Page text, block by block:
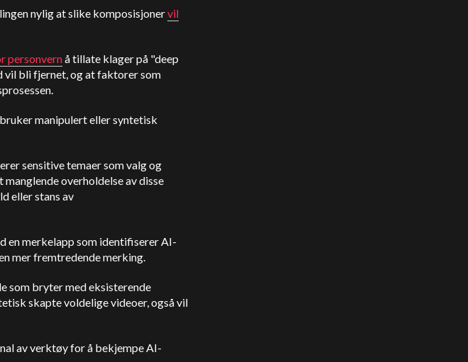
nylig at slike komposisjonervil
personvernå tillate klager på "deep
vil bli fjernet, og at faktorer som
manipulert eller syntetisk
sensitive temaer som valg og
overholdelse av disse
eller stans av
en merkelapp som identifiserer AI-
mer fremtredende merking.
som bryter med eksisterende
skapte voldelige videoer, også vil
av verktøy for å bekjempe AI-